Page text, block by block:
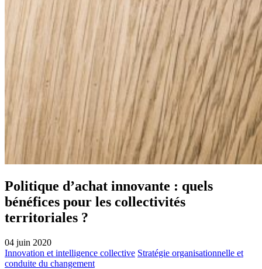
Politique d’achat innovante : quels
bénéfices pour les collectivités
territoriales ?
04 juin 2020
Innovation et intelligence collective Stratégie organisationnelle et
conduite du changement